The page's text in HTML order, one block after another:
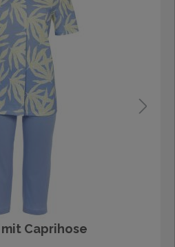
mit Caprihose